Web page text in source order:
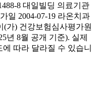
8 대일빌딩 의료기관
일 2004-07-19 라온치과
가) 건강보험심사평가원
년 8월 공개 기준). 실제
따라 달라질 수 있습니